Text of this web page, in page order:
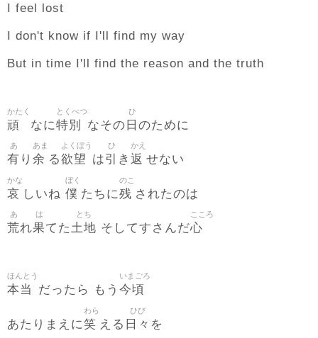
I feel lost
I don't know if I'll find my way
But in time I'll find the reason and the truth
頑
かたく
なに特別
とくべつ
なその 日
ひ
のために
有
あ
り 余
あま
る欲望
よくぼう
は引
ひ
き 返
かえ
せない
哀
かな
しいね 僕
ぼく
たちに残
のこ
されたのは
荒
あ
れ果
は
てた土地
とち
そしてすさんだ心
こころ
本当
ほんとう
だったら もう 今頃
いまごろ
あたりまえに笑
わら
える 日々
ひび
を